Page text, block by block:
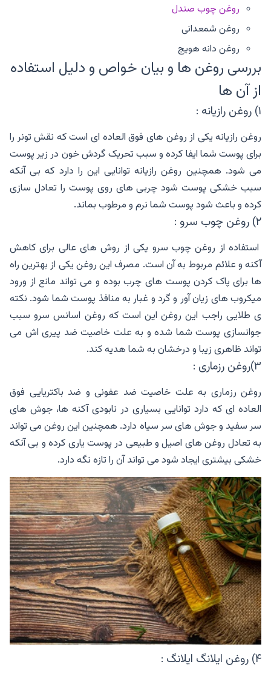
روغن چوب صندل
روغن شمعدانی
روغن دانه هویج
بررسی روغن ها و بیان خواص و دلیل استفاده
از آن ها
۱) روغن رازیانه :
روغن رازیانه یکی از روغن های فوق العاده ای است که نقش تونر را
برای پوست شما ایفا کرده و سبب تحریک گردش خون در زیر پوست
می شود. همچنین روغن رازیانه توانایی این را دارد که بی آنکه
سبب خشکی پوست شود چربی های روی پوست را تعادل سازی
کرده و باعث شود پوست شما نرم و مرطوب بماند.
۲) روغن چوب سرو :
استفاده از روغن چوب سرو یکی از روش های عالی برای کاهش
آکنه و علائم مربوط به آن است. مصرف این روغن یکی از بهترین راه
ها برای پاک کردن پوست های چرب بوده و می تواند مانع از ورود
میکروب های زیان آور و گرد و غبار به منافذ پوست شما شود. نکته
ی طلایی راجب این روغن این است که روغن اسانس سرو سبب
جوانسازی پوست شما شده و به علت خاصیت ضد پیری اش می
تواند ظاهری زیبا و درخشان به شما هدیه کند.
۳)روغن رزماری :
روغن رزماری به علت خاصیت ضد عفونی و ضد باکتریایی فوق
العاده ای که دارد توانایی بسیاری در نابودی آکنه ها، جوش های
سر سفید و جوش های سر سیاه دارد. همچنین این روغن می تواند
به تعادل روغن های اصیل و طبیعی در پوست یاری کرده و بی آنکه
خشکی بیشتری ایجاد شود می تواند آن را تازه نگه دارد.
۴) روغن ایلانگ ایلانگ :